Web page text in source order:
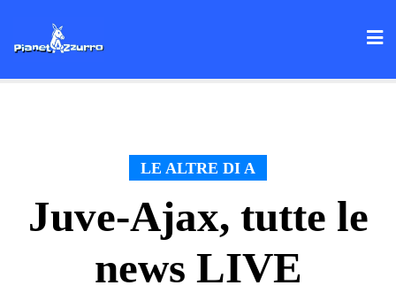
LE ALTRE DI A
Juve-Ajax, tutte le
news LIVE